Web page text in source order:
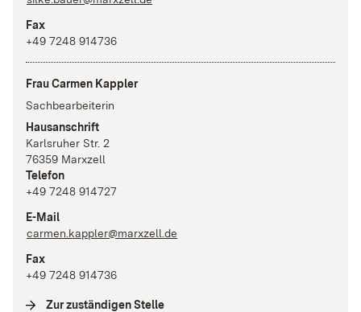
Fax
+49 7248 914736
Frau Carmen Kappler
Sachbearbeiterin
Hausanschrift
Karlsruher Str. 2
76359 Marxzell
Telefon
+49 7248 914727
E-Mail
carmen.kappler@marxzell.de
Fax
+49 7248 914736
Zur zuständigen Stelle